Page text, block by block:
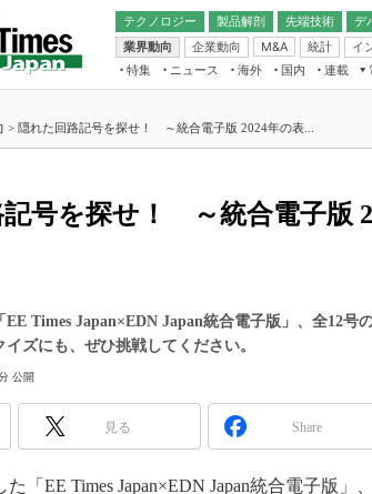
テクノロジー 製品解剖
先端技術
電池／エネルギー
デ
アナログ
マイコン
業界動向
企業動向 M&A 統計 イ
フィジカルAI
読者調査（EE
電源設計（
特集 ニュース 海外 国内
連載
福田昭のデバイス通信
大山聡の業界スコープ
世界を「数字」で回してみよう
この10年で起こったこと、次の10年
で起こること
電子ブックレット
> 隠れた回路記号を探せ！ ～統合電子版 2024年の表...
記号を探せ！ ～統合電子版
EE Times Japan×EDN Japan統合電子版」、全12号
ズにも、ぜひ挑戦してください。
公開
見る Share
「EE Times Japan×EDN Japan統合電子版」